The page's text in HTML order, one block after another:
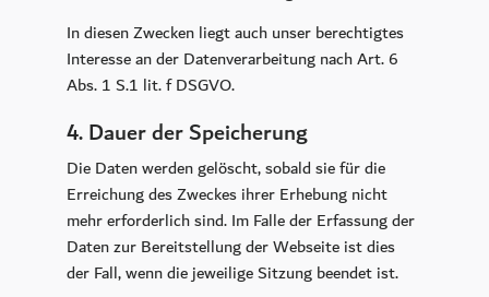
In diesen Zwecken liegt auch unser berechtigtes
Interesse an der Datenverarbeitung nach Art. 6
Abs. 1 S.1 lit. f DSGVO.
4. Dauer der Speicherung
Die Daten werden gelöscht, sobald sie für die
Erreichung des Zweckes ihrer Erhebung nicht
mehr erforderlich sind. Im Falle der Erfassung der
Daten zur Bereitstellung der Webseite ist dies
der Fall, wenn die jeweilige Sitzung beendet ist.